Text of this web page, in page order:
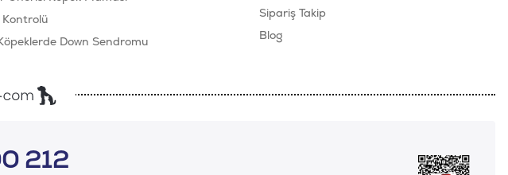
Kontrolü
Down Sendromu
Sipariş Takip
Blog
212